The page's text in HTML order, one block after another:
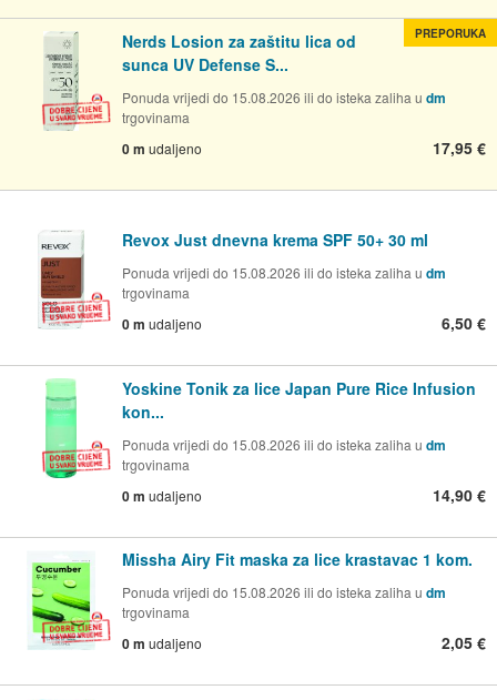
Nerds Losion za zaštitu lica od
sunca UV Defense S...
Ponuda vrijedi do 15.08.2026 ili do isteka zaliha u dm
trgovinama
0 m udaljeno 17,95 €
PREPORUKA
Revox Just dnevna krema SPF 50+ 30 ml
Ponuda vrijedi do 15.08.2026 ili do isteka zaliha u dm
trgovinama
0 m udaljeno 6,50 €
Yoskine Tonik za lice Japan Pure Rice Infusion
kon...
Ponuda vrijedi do 15.08.2026 ili do isteka zaliha u dm
trgovinama
0 m udaljeno 14,90 €
Missha Airy Fit maska za lice krastavac 1 kom.
Ponuda vrijedi do 15.08.2026 ili do isteka zaliha u dm
trgovinama
0 m udaljeno 2,05 €